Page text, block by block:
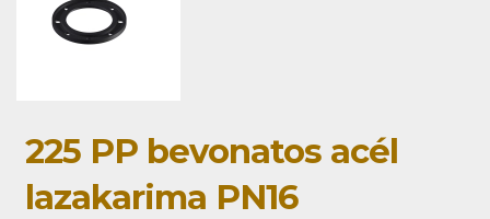
225 PP bevonatos acél
lazakarima PN16